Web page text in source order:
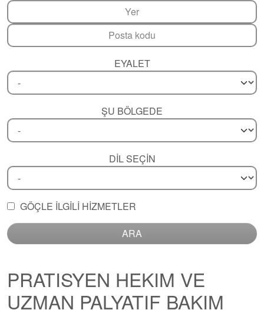
EYALET
ŞU BÖLGEDE
DIL SEÇIN
GÖÇLE ILGILI HIZMETLER
ARA
PRATISYEN HEKIM VE
UZMAN PALYATIF BAKIM